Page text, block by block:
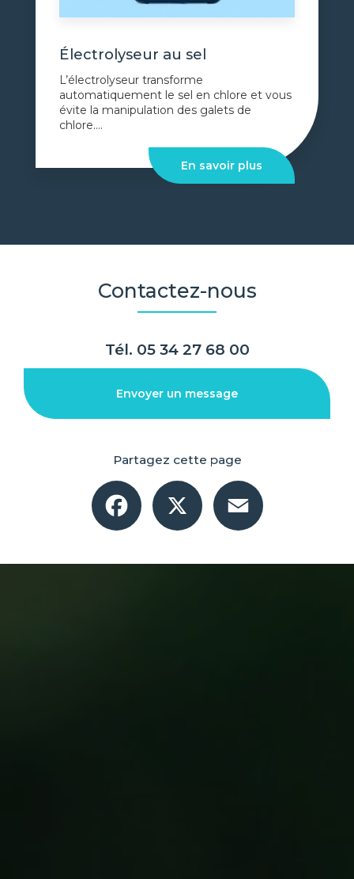
Électrolyseur au sel
L’électrolyseur transforme
automatiquement le sel en chlore et vous
évite la manipulation des galets de
chlore....
En savoir plus
Contactez-nous
Tél. 05 34 27 68 00
Envoyer un message
Partagez cette page
Facebook